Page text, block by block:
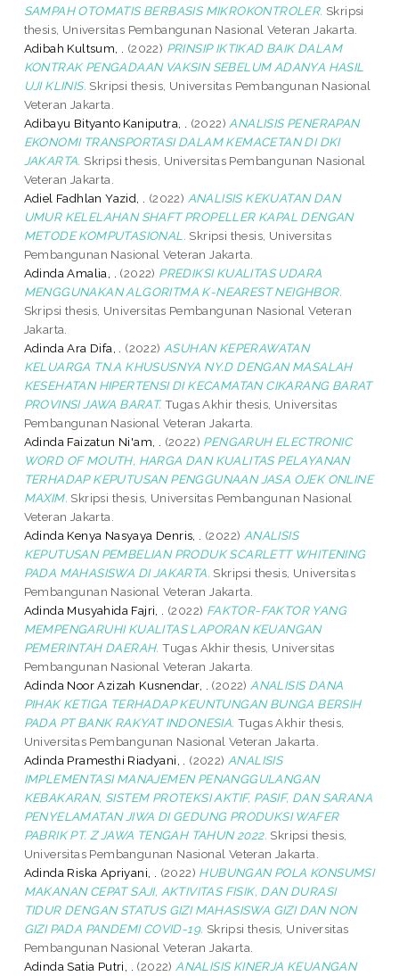
SAMPAH OTOMATIS BERBASIS MIKROKONTROLER. Skripsi
thesis, Universitas Pembangunan Nasional Veteran Jakarta.
Adibah Kultsum, .
(2022) PRINSIP IKTIKAD BAIK DALAM
KONTRAK PENGADAAN VAKSIN SEBELUM ADANYA HASIL
UJI KLINIS. Skripsi thesis, Universitas Pembangunan Nasional
Veteran Jakarta.
Adibayu Bityanto Kaniputra, .
(2022) ANALISIS PENERAPAN
EKONOMI TRANSPORTASI DALAM KEMACETAN DI DKI
JAKARTA. Skripsi thesis, Universitas Pembangunan Nasional
Veteran Jakarta.
Adiel Fadhlan Yazid, .
(2022) ANALISIS KEKUATAN DAN
UMUR KELELAHAN SHAFT PROPELLER KAPAL DENGAN
METODE KOMPUTASIONAL. Skripsi thesis, Universitas
Pembangunan Nasional Veteran Jakarta.
Adinda Amalia, .
(2022) PREDIKSI KUALITAS UDARA
MENGGUNAKAN ALGORITMA K-NEAREST NEIGHBOR.
Skripsi thesis, Universitas Pembangunan Nasional Veteran
Jakarta.
Adinda Ara Difa, .
(2022) ASUHAN KEPERAWATAN
KELUARGA TN.A KHUSUSNYA NY.D DENGAN MASALAH
KESEHATAN HIPERTENSI DI KECAMATAN CIKARANG BARAT
PROVINSI JAWA BARAT. Tugas Akhir thesis, Universitas
Pembangunan Nasional Veteran Jakarta.
Adinda Faizatun Ni'am, .
(2022) PENGARUH ELECTRONIC
WORD OF MOUTH, HARGA DAN KUALITAS PELAYANAN
TERHADAP KEPUTUSAN PENGGUNAAN JASA OJEK ONLINE
MAXIM. Skripsi thesis, Universitas Pembangunan Nasional
Veteran Jakarta.
Adinda Kenya Nasyaya Denris, .
(2022) ANALISIS
KEPUTUSAN PEMBELIAN PRODUK SCARLETT WHITENING
PADA MAHASISWA DI JAKARTA. Skripsi thesis, Universitas
Pembangunan Nasional Veteran Jakarta.
Adinda Musyahida Fajri, .
(2022) FAKTOR-FAKTOR YANG
MEMPENGARUHI KUALITAS LAPORAN KEUANGAN
PEMERINTAH DAERAH. Tugas Akhir thesis, Universitas
Pembangunan Nasional Veteran Jakarta.
Adinda Noor Azizah Kusnendar, .
(2022) ANALISIS DANA
PIHAK KETIGA TERHADAP KEUNTUNGAN BUNGA BERSIH
PADA PT BANK RAKYAT INDONESIA. Tugas Akhir thesis,
Universitas Pembangunan Nasional Veteran Jakarta.
Adinda Pramesthi Riadyani, .
(2022) ANALISIS
IMPLEMENTASI MANAJEMEN PENANGGULANGAN
KEBAKARAN, SISTEM PROTEKSI AKTIF, PASIF, DAN SARANA
PENYELAMATAN JIWA DI GEDUNG PRODUKSI WAFER
PABRIK PT. Z JAWA TENGAH TAHUN 2022. Skripsi thesis,
Universitas Pembangunan Nasional Veteran Jakarta.
Adinda Riska Apriyani, .
(2022) HUBUNGAN POLA KONSUMSI
MAKANAN CEPAT SAJI, AKTIVITAS FISIK, DAN DURASI
TIDUR DENGAN STATUS GIZI MAHASISWA GIZI DAN NON
GIZI PADA PANDEMI COVID-19. Skripsi thesis, Universitas
Pembangunan Nasional Veteran Jakarta.
Adinda Satia Putri, .
(2022) ANALISIS KINERJA KEUANGAN